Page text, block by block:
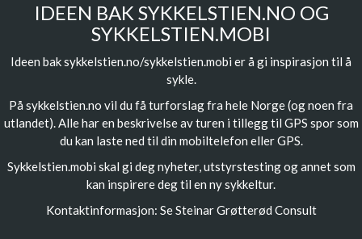
IDEEN BAK SYKKELSTIEN.NO OG
SYKKELSTIEN.MOBI
Ideen bak sykkelstien.no/sykkelstien.mobi er å gi inspirasjon til å
sykle.
På sykkelstien.no vil du få turforslag fra hele Norge (og noen fra
utlandet). Alle har en beskrivelse av turen i tillegg til GPS spor som
du kan laste ned til din mobiltelefon eller GPS.
Sykkelstien.mobi skal gi deg nyheter, utstyrstesting og annet som
kan inspirere deg til en ny sykkeltur.
Kontaktinformasjon: SeSteinar Grøtterød Consult